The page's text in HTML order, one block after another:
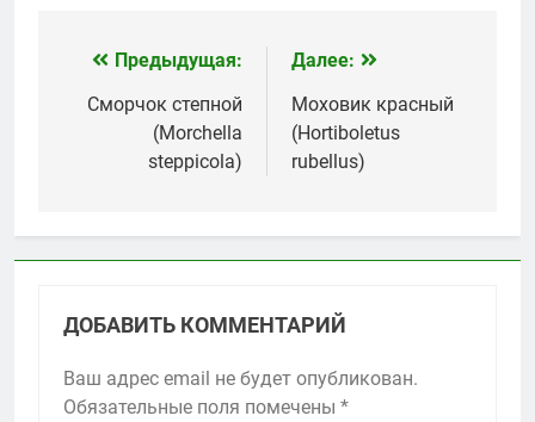
Навигация
по
записям
Предыдущая:
Сморчок степной
(Morchella
steppicola)
Далее:
Моховик красный
(Hortiboletus
rubellus)
ДОБАВИТЬ КОММЕНТАРИЙ
Ваш адрес email не будет опубликован.
Обязательные поля помечены *